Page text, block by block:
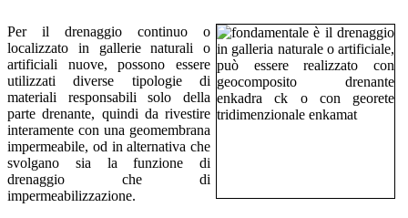
Per il drenaggio continuo o
localizzato in gallerie naturali o
artificiali nuove, possono essere
utilizzati diverse tipologie di
materiali responsabili solo della
parte drenante, quindi da rivestire
interamente con una geomembrana
impermeabile, od in alternativa che
svolgano sia la funzione di
drenaggio che di
impermeabilizzazione.